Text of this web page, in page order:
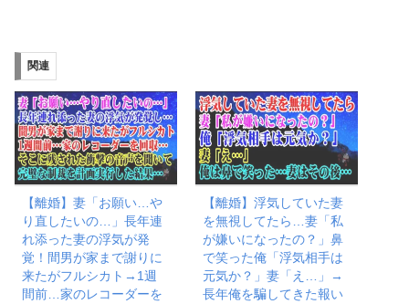
み
中…
関連
【離婚】妻「お願い…や
り直したいの…」長年連
れ添った妻の浮気が発
覚！間男が家まで謝りに
来たがフルシカト→1週
間前…家のレコーダーを
【離婚】浮気していた妻
を無視してたら…妻「私
が嫌いになったの？」鼻
で笑った俺「浮気相手は
元気か？」妻「え…」→
長年俺を騙してきた報い